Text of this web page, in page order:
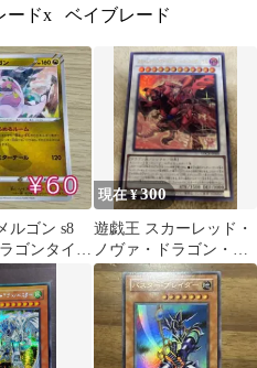
ードx ベイブレード
ルゴン s8
ゴンタイプ
現在 ¥300
遊戯王 スカーレッド・
ノヴァ・ドラゴン・バ
スター LOCR-JP008